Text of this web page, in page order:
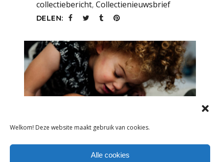
Welkom! Deze website maakt gebruik van cookies.
Alle cookies
collectiebericht, Collectienieuwsbrief
DELEN: